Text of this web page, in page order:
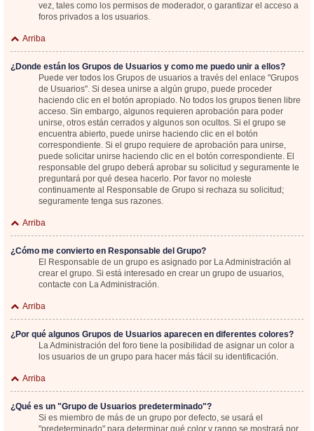
vez, tales como los permisos de moderador, o garantizar el acceso a
foros privados a los usuarios.
Arriba
¿Donde están los Grupos de Usuarios y como me puedo unir a ellos?
Puede ver todos los Grupos de usuarios a través del enlace "Grupos
de Usuarios". Si desea unirse a algún grupo, puede proceder
haciendo clic en el botón apropiado. No todos los grupos tienen libre
acceso. Sin embargo, algunos requieren aprobación para poder
unirse, otros están cerrados y algunos son ocultos. Si el grupo se
encuentra abierto, puede unirse haciendo clic en el botón
correspondiente. Si el grupo requiere de aprobación para unirse,
puede solicitar unirse haciendo clic en el botón correspondiente. El
responsable del grupo deberá aprobar su solicitud y seguramente le
preguntará por qué desea hacerlo. Por favor no moleste
continuamente al Responsable de Grupo si rechaza su solicitud;
seguramente tenga sus razones.
Arriba
¿Cómo me convierto en Responsable del Grupo?
El Responsable de un grupo es asignado por La Administración al
crear el grupo. Si está interesado en crear un grupo de usuarios,
contacte con La Administración.
Arriba
¿Por qué algunos Grupos de Usuarios aparecen en diferentes colores?
La Administración del foro tiene la posibilidad de asignar un color a
los usuarios de un grupo para hacer más fácil su identificación.
Arriba
¿Qué es un "Grupo de Usuarios predeterminado"?
Si es miembro de más de un grupo por defecto, se usará el
"predeterminado" para determinar qué color y rango se mostrará por